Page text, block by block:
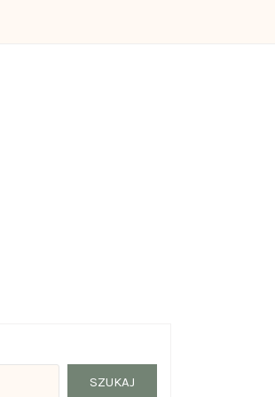
SZUKAJ